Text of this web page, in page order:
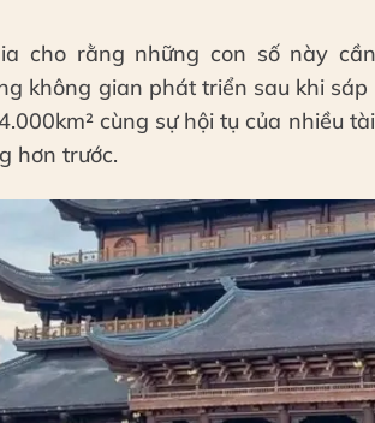
cho rằng những con số này
không gian phát triển sau khi
cùng sự hội tụ của nhiều
hơn trước.